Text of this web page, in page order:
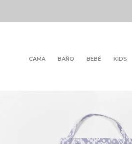
CAMA BAÑO BEBÉ KIDS